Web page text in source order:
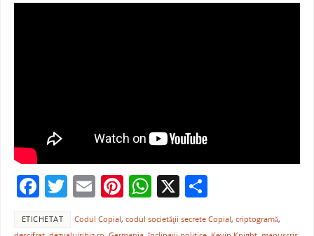
F
a
T
w
E
m
Pi
nt
W
h
X P
ar
ETICHETAT Codul Copial,codul societăţii secrete Copial,criptogramă,